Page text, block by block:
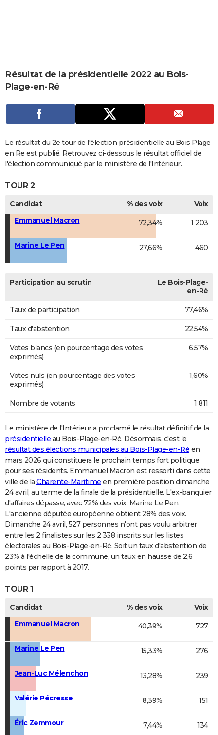
CARTE DE VOEUX
Carte de Noël
Carte Bonne année
Carte Saint-Valentin
Carte Pâques
Carte d'anniversaire
DICTIONNAIRE
Dictionnaire
Biographies
Expressions
Proverbes
PROGRAMME TV
S'inscrire
Se connecter
Lycées
Collèges
Primaires
Universités
Entreprises
Service militaire
Avis de recherche
AVIS DE DÉCÈS
Bricolage
Lifestyle
Culture
Sport
Auto
Television
Voyage
Cinema
Résultat de la présidentielle 2022 au Bois-
Plage-en-Ré
Le résultat du 2e tour de l'élection présidentielle au Bois Plage
en Re est publié. Retrouvez ci-dessous le résultat officiel de
l'élection communiqué par le ministère de l'Intérieur.
TOUR 2
Candidat % des voix
Voix
Emmanuel Macron
72,34% 1 203
Marine Le Pen 27,66% 460
Participation au scrutin
Le Bois-Plage-
en-Ré
Taux de participation 77,46%
Taux d'abstention 22,54%
Votes blancs (en pourcentage des votes
exprimés)
6,57%
Votes nuls (en pourcentage des votes
exprimés)
1,60%
Nombre de votants 1 811
Le ministère de l'Intérieur a proclamé le résultat définitif de la
présidentielle au Bois-Plage-en-Ré. Désormais, c'est le
résultat des élections municipales au Bois-Plage-en-Ré en
mars 2026 qui constituera le prochain temps fort politique
pour ses résidents. Emmanuel Macron est ressorti dans cette
ville de la Charente-Maritime en première position dimanche
24 avril, au terme de la finale de la présidentielle. L'ex-banquier
d'affaires dépasse, avec 72% des voix, Marine Le Pen.
L'ancienne députée européenne obtient 28% des voix.
Dimanche 24 avril, 527 personnes n'ont pas voulu arbitrer
entre les 2 finalistes sur les 2 338 inscrits sur les listes
électorales au Bois-Plage-en-Ré. Soit un taux d'abstention de
23% à l'échelle de la commune, un taux en hausse de 2,6
points par rapport à 2017.
TOUR 1
Candidat % des voix
Voix
Emmanuel Macron
40,39% 727
Marine Le Pen 15,33% 276
Jean-Luc Mélenchon 13,28% 239
Valérie Pécresse 8,39% 151
Éric Zemmour 7,44% 134